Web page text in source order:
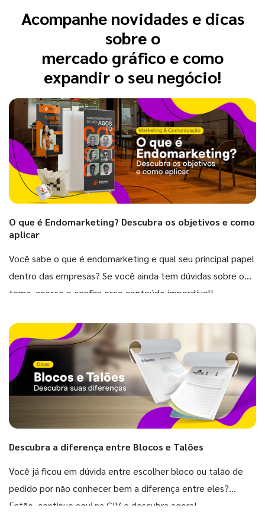
Acompanhe novidades e dicas
sobre o
mercado gráfico e como
expandir o seu negócio!
O que é Endomarketing? Descubra os objetivos e como
aplicar
Você sabe o que é endomarketing e qual seu principal papel
dentro das empresas? Se você ainda tem dúvidas sobre o
tema, acesse e confira esse conteúdo imperdível!
Descubra a diferença entre Blocos e Talões
Você já ficou em dúvida entre escolher bloco ou talão de
pedido por não conhecer bem a diferença entre eles?
Então, continue aqui na GIV e descubra agora!